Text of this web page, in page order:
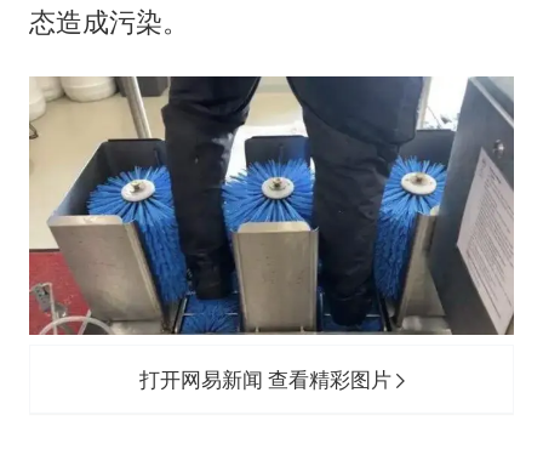
态造成污染。
打开网易新闻 查看精彩图片